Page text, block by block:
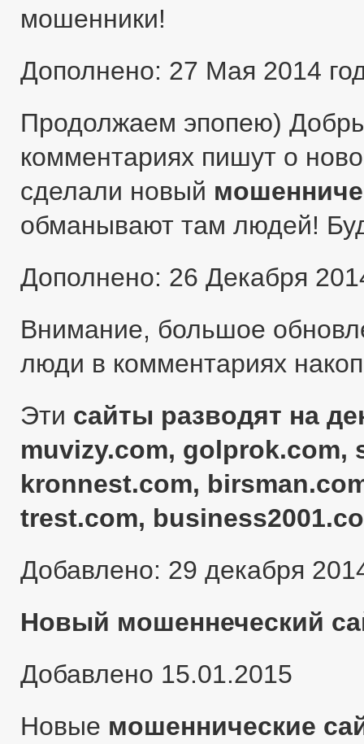
мошенники!
Дополнено: 27 Мая 2014
Продолжаем эпопею)
комментариях пишут о
сделали новый
обманывают там людей!
Дополнено: 26 Декабря
Внимание, большое
люди в комментариях
Эти сайты разводят на
muvizy.com, golprok.com,
kronnest.com,
trest.com,
Добавлено: 29 декабря
Новый мошеннеческий
Добавлено 15.01.2015
Новые мошеннические